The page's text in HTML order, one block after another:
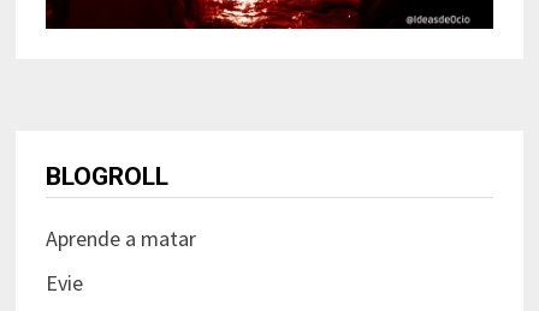
BLOGROLL
Aprende a matar
Evie